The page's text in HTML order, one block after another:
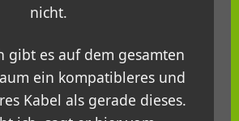
nicht.
gibt es auf dem gesamten
ein kompatibleres und
Kabel als gerade dieses.